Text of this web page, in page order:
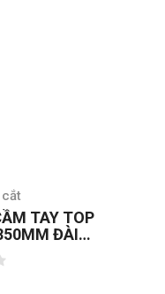
cắt
TAY TOP
ĐÀI